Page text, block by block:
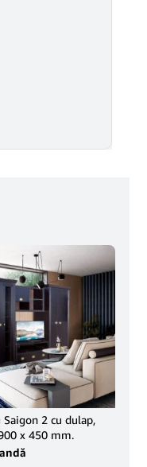
2 cu dulap,
x 450 mm.